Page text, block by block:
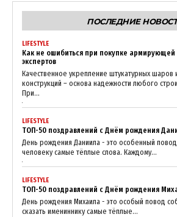
ПОСЛЕДНИЕ
LIFESTYLE
Как не ошибиться при покупке армирующей
экспертов
Качественное укрепление штукатурных шаров
конструкций – основа надежности любого
При...
LIFESTYLE
ТОП-50 поздравлений с Днём рождения
День рождения Даниила - это особенный повод
человеку самые тёплые слова. Каждому...
LIFESTYLE
ТОП-50 поздравлений с Днём рождения
День рождения Михаила - это особый повод
сказать имениннику самые тёплые...